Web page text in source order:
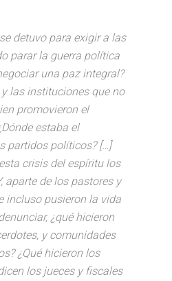
detuvo para exigir a las
parar la guerra política
una paz integral?
las instituciones que no
promovieron el
estaba el
partidos políticos? […]
crisis del espíritu los
aparte de los pastores y
incluso pusieron la vida
¿qué hicieron
y comunidades
¿Qué hicieron los
los jueces y fiscales